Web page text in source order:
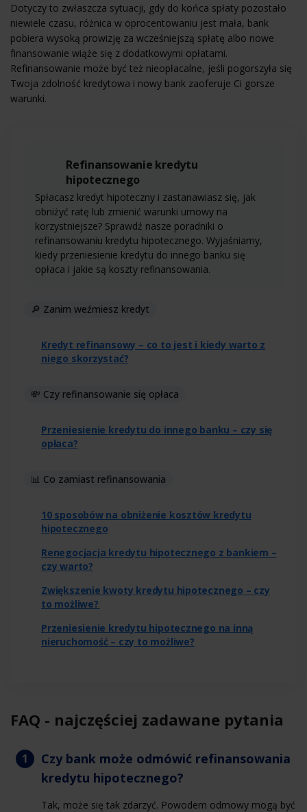
Dotyczy to zwłaszcza sytuacji, gdy do końca spłaty pozostało
niewiele czasu, różnica w oprocentowaniu jest mała, bank
pobiera wysoką prowizję za wcześniejszą spłatę albo nowe
finansowanie wiąże się z dodatkowymi opłatami.
Refinansowanie może być też nieopłacalne, jeśli pogorszyła się
Twoja zdolność kredytowa i nowy bank zaoferuje Ci gorsze
warunki.
Refinansowanie kredytu
hipotecznego
Spłacasz kredyt hipoteczny i zastanawiasz się, jak
obniżyć ratę lub zmienić warunki umowy na
korzystniejsze? Sprawdź nasze poradniki o
refinansowaniu kredytu hipotecznego. Wyjaśniamy,
kiedy przeniesienie kredytu do innego banku się
opłaca i jakie są koszty refinansowania.
🔎 Zanim weźmiesz kredyt
Kredyt refinansowy – co to jest i kiedy warto z
niego skorzystać?
💸 Czy refinansowanie się opłaca
Przeniesienie kredytu do innego banku – czy się
opłaca?
📊 Co zamiast refinansowania
10 sposobów na obniżenie kosztów kredytu
hipotecznego
Renegocjacja kredytu hipotecznego z bankiem –
czy warto?
Zwiększenie kwoty kredytu hipotecznego – czy
to możliwe?
Przeniesienie kredytu hipotecznego na inną
nieruchomość – czy to możliwe?
FAQ - najczęściej zadawane pytania
Czy bank może odmówić refinansowania
kredytu hipotecznego?
Tak, może się tak zdarzyć. Powodem odmowy mogą być